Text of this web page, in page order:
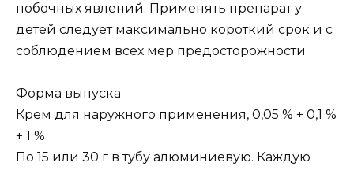
побочных явлений. Применять препарат у
детей следует максимально короткий срок и с
соблюдением всех мер предосторожности.
Форма выпуска
Крем для наружного применения, 0,05 % + 0,1 %
+ 1 %
По 15 или 30 г в тубу алюминиевую. Каждую